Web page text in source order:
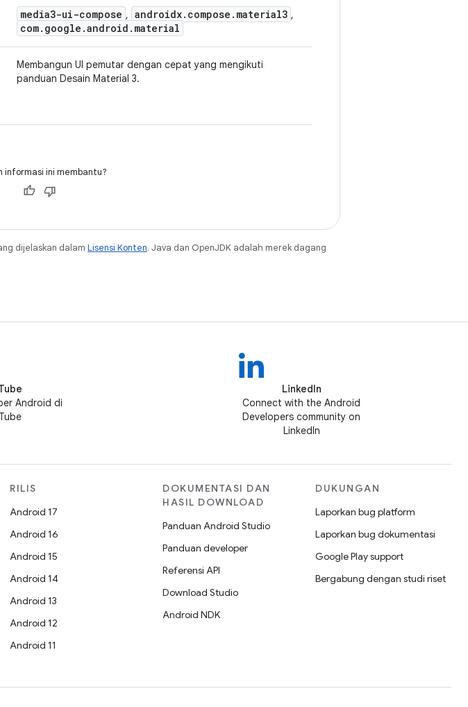
media3-ui-compose , androidx. compose . material3 ,
com. google .android . material
Membangun UI pemutar dengan cepat yang mengikuti
panduan Desain Material 3.
informasi ini membantu?
dijelaskan dalam Lisensi Konten. Java dan OpenJDK adalah merek dagang
Android di
LinkedIn
Connect with the Android
Developers community on
LinkedIn
RILIS
Android 17
Android 16
Android 15
Android 14
Android 13
Android 12
Android 11
DOKUMENTASI DAN
HASIL DOWNLOAD
Panduan Android Studio
Panduan developer
Referensi API
Download Studio
Android NDK
DUKUNGAN
Laporkan bug platform
Laporkan bug dokumentasi
Google Play support
Bergabung dengan studi riset